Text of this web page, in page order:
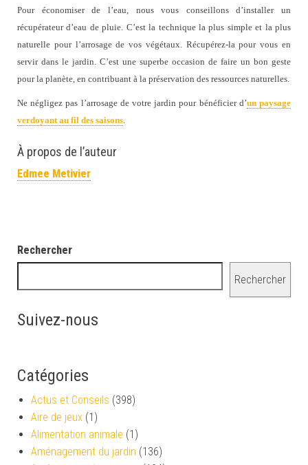
Pour économiser de l’eau, nous vous conseillons d’installer un
récupérateur d’eau de pluie. C’est la technique la plus simple et la plus
naturelle pour l’arrosage de vos végétaux. Récupérez-la pour vous en
servir dans le jardin. C’est une superbe occasion de faire un bon geste
pour la planète, en contribuant à la préservation des ressources naturelles.
Ne négligez pas l’arrosage de votre jardin pour bénéficier d’un paysage
verdoyant au fil des saisons.
À propos de l’auteur
Edmee Metivier
Rechercher
Rechercher
Suivez-nous
Catégories
Actus et Conseils (398)
Aire de jeux (1)
Alimentation animale (1)
Aménagement du jardin (136)